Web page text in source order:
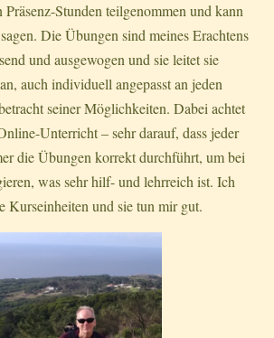
Präsenz-Stunden teilgenommen und kann
Die Übungen sind meines Erachtens
und ausgewogen und sie leitet sie
auch individuell angepasst an jeden
seiner Möglichkeiten. Dabei achtet
Unterricht – sehr darauf, dass jeder
die Übungen korrekt durchführt, um bei
was sehr hilf- und lehrreich ist. Ich
Kurseinheiten und sie tun mir gut.